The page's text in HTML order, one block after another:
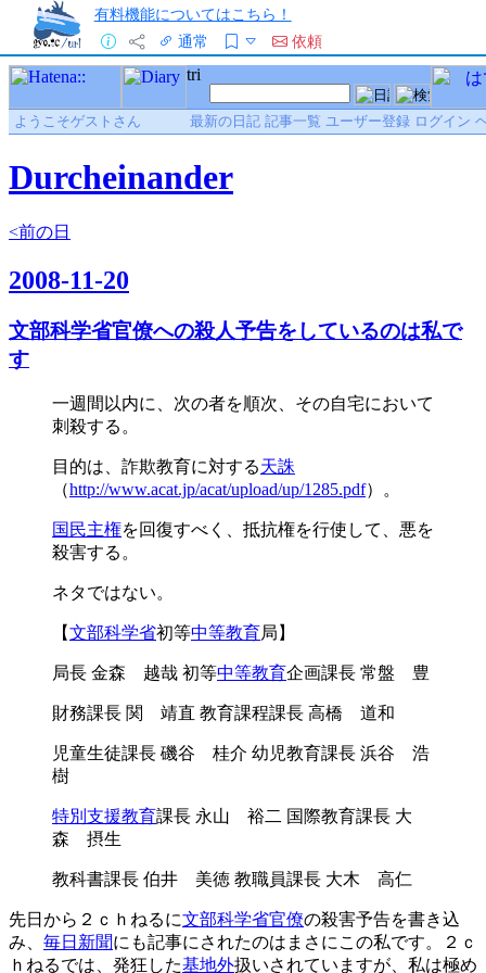
有料機能についてはこちら！
通常
依頼